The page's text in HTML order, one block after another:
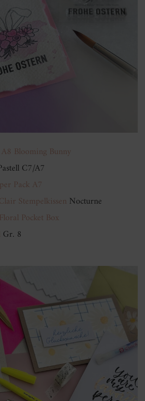
Blooming Bunny
C7/A7
Pack A7
Stempelkissen Nocturne
Pocket Box
Gr. 8